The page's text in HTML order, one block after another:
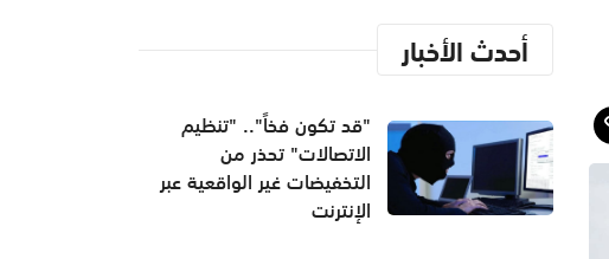
أحدث الأخبار
"قد تكون فخاً".. "تنظيم
الاتصالات" تحذر من
التخفيضات غير الواقعية عبر
الإنترنت